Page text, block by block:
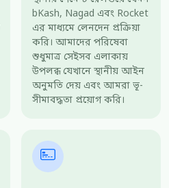
bKash, Nagad এবং Rocket
এর মাধ্যমে লেনদেন প্রক্রিয়া
করি। আমাদের পরিষেবা
শুধুমাত্র সেইসব এলাকায়
উপলব্ধ যেখানে স্থানীয় আইন
অনুমতি দেয় এবং আমরা ভূ-
সীমাবদ্ধতা প্রয়োগ করি।